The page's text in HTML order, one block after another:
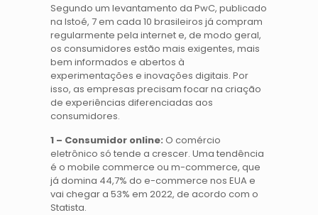
Segundo um levantamento da PwC, publicado
na Istoé, 7 em cada 10 brasileiros já compram
regularmente pela internet e, de modo geral,
os consumidores estão mais exigentes, mais
bem informados e abertos à
experimentações e inovações digitais. Por
isso, as empresas precisam focar na criação
de experiências diferenciadas aos
consumidores.
1 – Consumidor online: O comércio
eletrônico só tende a crescer. Uma tendência
é o mobile commerce ou m-commerce, que
já domina 44,7% do e-commerce nos EUA e
vai chegar a 53% em 2022, de acordo com o
Statista.